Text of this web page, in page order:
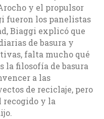
y el propulsor
fueron los panelistas
Biaggi explicó que
de basura y
falta mucho qué
la filosofía de basura
a las
de reciclaje, pero
recogido y la